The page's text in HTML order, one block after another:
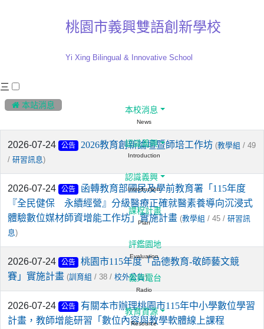
:::
 本站消息
2026-07-24 公告 2026教育創新論壇暨師培工作坊 (教學組 / 49
/ 研習訊息)
2026-07-24 公告
函轉教育部國民及學前教育署「115年度
『全民健保 永續經營』分級醫療正確就醫素養導向沉浸式
體驗數位媒材師資增能工作坊」實施計畫 (教學組 / 45 / 研習訊
息)
2026-07-24 公告
桃園市115年度「品德教育-敬師藝文競
賽」實施計畫 (訓育組 / 38 / 校外公告)
2026-07-24 公告
有關本市辦理桃園市115年中小學數位學習
計畫，教師增能研習「數位內容與教學軟體線上課程
桃園市義興雙語創新學校
Yi Xing Bilingual & Innovative School
三
本校消息
News
認識義興
Introduction
認識義興
Introduction
課程計畫
Plan
評鑑園地
Evaluation
義興電台
Radio
教育資源
Resource